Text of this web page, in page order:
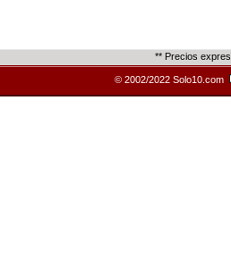
** Precios
© 2002/2022 Solo10.com